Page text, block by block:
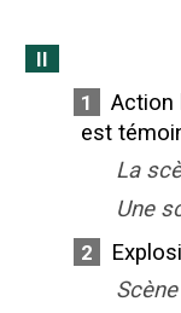
II
1
Action
est
La
Une
2